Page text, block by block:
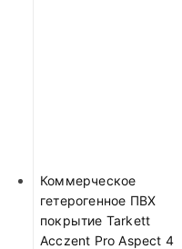
Коммерческое
гетерогенное ПВХ
покрытие Tarkett
Acczent Pro Aspect 4